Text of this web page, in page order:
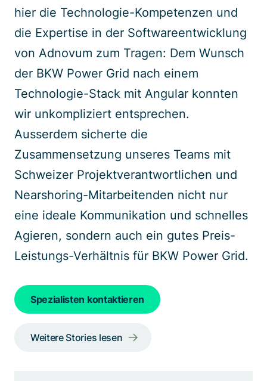
hier die Technologie-Kompetenzen und
die Expertise in der Softwareentwicklung
von Adnovum zum Tragen: Dem Wunsch
der BKW Power Grid nach einem
Technologie-Stack mit Angular konnten
wir unkompliziert entsprechen.
Ausserdem sicherte die
Zusammensetzung unseres Teams mit
Schweizer Projektverantwortlichen und
Nearshoring-Mitarbeitenden nicht nur
eine ideale Kommunikation und schnelles
Agieren, sondern auch ein gutes Preis-
Leistungs-Verhältnis für BKW Power Grid.
Spezialisten kontaktieren
Weitere Stories lesen